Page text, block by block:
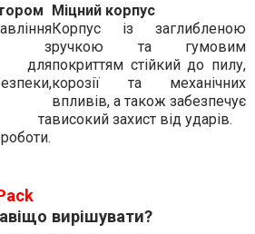
з
для
та
Міцний корпус
Корпус із заглибленою
ручкою та гумовим
покриттям стійкий до пилу,
корозії та механічних
впливів, а також забезпечує
високий захист від ударів.
вирішувати?